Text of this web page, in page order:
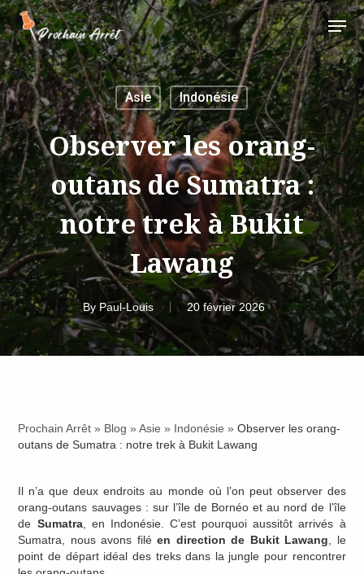
Skip
to
main
content
Menu
Asie Indonésie
Observer les orang-
outans de Sumatra :
notre trek à Bukit
Lawang
By Paul-Louis 20 février 2026
Prochain Arrêt » Blog »Asie » Indonésie »Observer les orang-
outans de Sumatra : notre trek à Bukit Lawang
Il n’a que deux endroits au monde où l’on peut observer des
orang-outans sauvages : sur l’île de Bornéo et au nord de l’île
de Sumatra, en Indonésie. C’est pourquoi aussitôt arrivés à
Sumatra, nous avons filéen direction de Bukit Lawang, le
point de départ idéal des treks dans la jungle pour rencontrer
Close
Menu